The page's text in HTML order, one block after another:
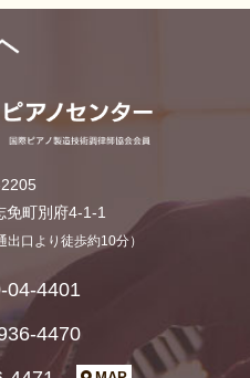
に関する秘密の保持、再委託に
れに従います。
業務を受託する際に入手した個
めの措置を講じます。
部から受託する場合は、委託者
の同意を得た上で、適法かつ公
であることを確認します。
日本の法令及びその他の規範
努めます。
2205
免町別府4-1-1
口より徒歩約10分）
04-4401
4470